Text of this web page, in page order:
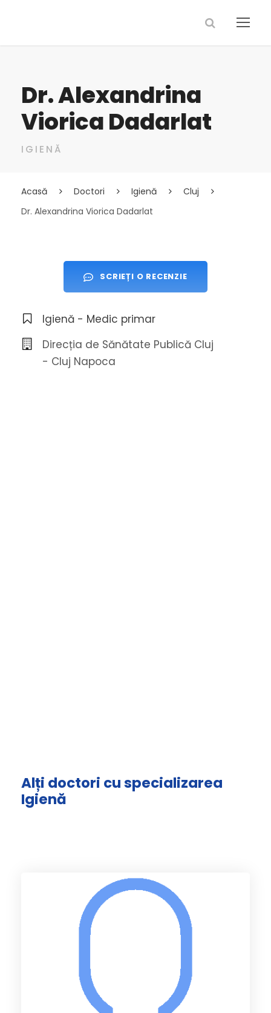
Dr. Alexandrina
Viorica Dadarlat
IGIENĂ
Acasă Doctori Igienă
Cluj
Dr. Alexandrina Viorica Dadarlat
SCRIEȚI O RECENZIE
Igienă - Medic primar
Direcția de Sănătate Publică Cluj
- Cluj Napoca
Alți doctori cu specializarea
Igienă